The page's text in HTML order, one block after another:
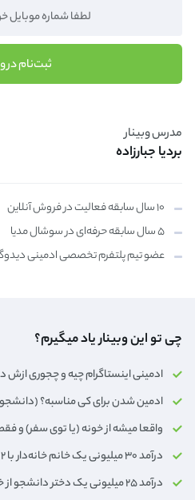
ثبت‌نام در
مدرس وبینار
بردیا جبارزاده
۱۰ سال سابقه فعالیت در فروش آنلاین
۵ سال سابقه حرفه‌ای در سوشال مدیا
عضو تیم پلتفرم تخصصی ادمینی
چی تو این وبینار یاد میگیرم؟
ادمینی اینستاگرام چیه و چجوری ازش
ادمین شدن برای کی مناسبه؟
واقعا میشه از خونه (یا توی سفر) و
درآمد ۳۰ میلیونی یک خانم خانه‌دار با ۲ فرزند از ادمینی
درآمد ۲۵ میلیونی یک دختر دانشجو از خوابگاه از ادمینی پیج‌ها